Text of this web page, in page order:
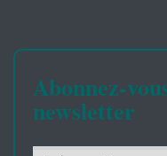
Abonnez-
newsletter